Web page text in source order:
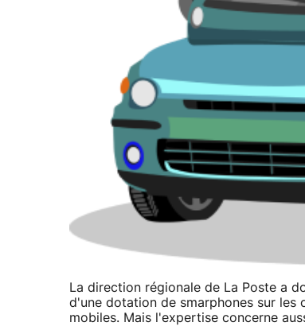
La direction régionale de La Poste a
d'une dotation de smarphones sur les
mobiles. Mais l'expertise concerne